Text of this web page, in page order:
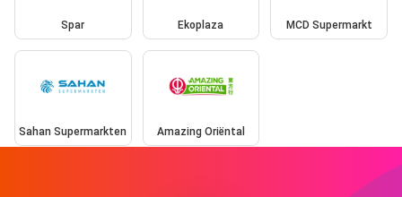
Spar Ekoplaza MCD Supermarkt
Sahan Supermarkten Amazing Oriëntal